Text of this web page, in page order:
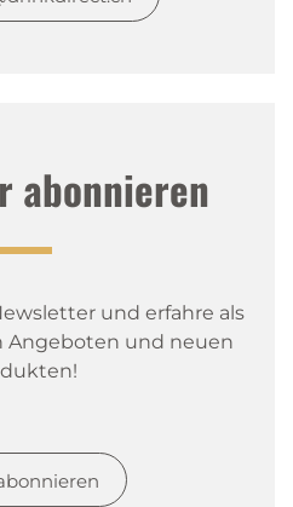
abonnieren
und erfahre als
Angeboten und neuen